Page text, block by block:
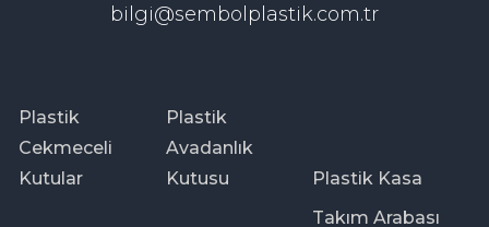
bilgi@sembolplastik.com.tr
Plastik
Cekmeceli
Kutular
Plastik
Avadanlık
Kutusu
Plastik Kasa
Takım Arabası